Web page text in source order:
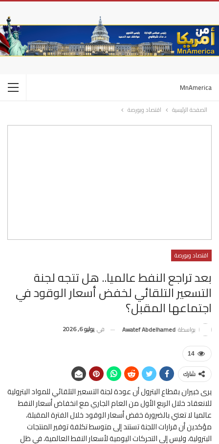
MnAmerica
الصفحة الرئيسية اقتصاد وبورصة
اقتصاد وبورصة
بعد تراجع النفط عالميا.. هل تتجه لجنة
التسعير التلقائي لخفض أسعار الوقود في
اجتماعها المقبل؟
بواسطة Awatef Abdelhamed في يوليو 6, 2026
14
شارك
يرى خبيران بقطاع البترول أن عودة لجنة التسعير التلقائي للمواد البترولية
للانعقاد خلال الربع الأول من العام الجاري مع انخفاض أسعار النفط
عالميا لا تعني بالضرورة خفض أسعار الوقود خلال الفترة المقبلة،
مؤكدين أن قرارات اللجنة تستند إلى متوسط تكلفة توفير المنتجات
البترولية، وليس إلى التحركات اليومية لأسعار النفط العالمية، في ظل